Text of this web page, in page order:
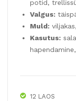
potid,
Valgus:
Muld:
Kasutus:
12 LAOS